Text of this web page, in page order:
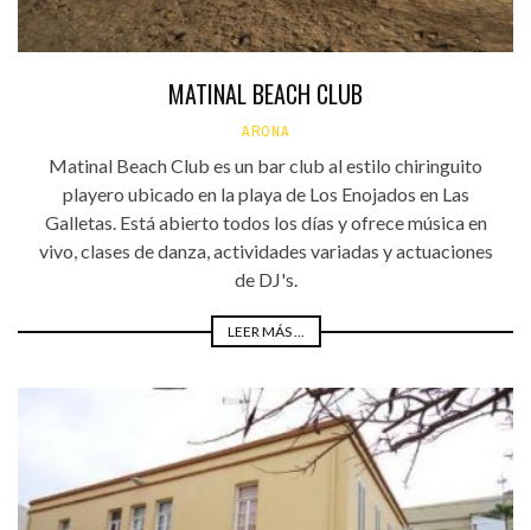
MATINAL BEACH CLUB
ARONA
Matinal Beach Club es un bar club al estilo chiringuito
playero ubicado en la playa de Los Enojados en Las
Galletas. Está abierto todos los días y ofrece música en
vivo, clases de danza, actividades variadas y actuaciones
de DJ's.
LEER MÁS ...